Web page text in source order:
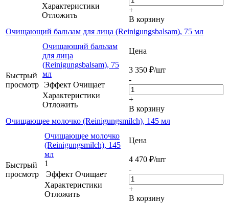
Характеристики
Отложить
+
В корзину
Очищающий бальзам для лица (Reinigungsbalsam), 75 мл
Быстрый
просмотр
Очищающий бальзам
для лица
(Reinigungsbalsam), 75
мл
Эффект Очищает
Характеристики
Отложить
Цена
3 350 ₽/шт
-
+
В корзину
Очищающее молочко (Reinigungsmilch), 145 мл
Быстрый
просмотр
Очищающее молочко
(Reinigungsmilch), 145
мл
1
Эффект Очищает
Характеристики
Отложить
Цена
4 470 ₽/шт
-
+
В корзину